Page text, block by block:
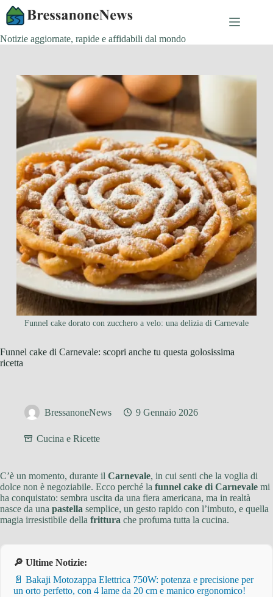
Salta
contenuto
Notizie aggiornate, rapide e affidabili dal mondo
Funnel cake dorato con zucchero a velo: una delizia di Carnevale
Funnel cake di Carnevale: scopri anche tu questa golosissima
ricetta
BressanoneNews 9 Gennaio 2026
Cucina e Ricette
C’è un momento, durante il Carnevale, in cui senti che la voglia di
dolce non è negoziabile. Ecco perché la funnel cake di Carnevale mi
ha conquistato: sembra uscita da una fiera americana, ma in realtà
nasce da una pastella semplice, un gesto rapido con l’imbuto, e quella
magia irresistibile della frittura che profuma tutta la cucina.
🔎 Ultime Notizie:
📄 Bakaji Motozappa Elettrica 750W: potenza e precisione per
un orto perfetto, con 4 lame da 20 cm e manico ergonomico!